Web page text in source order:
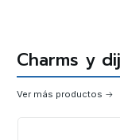
Charms y
Ver más productos